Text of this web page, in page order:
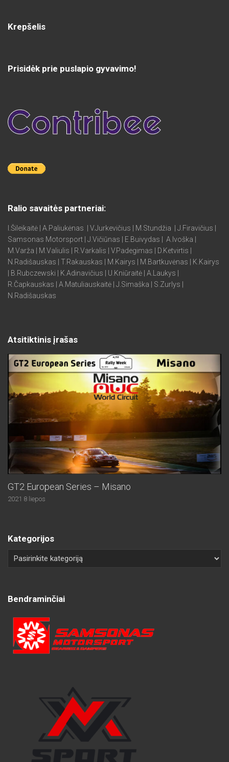
Krepšelis
Prisidėk prie puslapio gyvavimo!
Ralio savaitės partneriai:
I.Šileikaitė | A.Paliukėnas | V.Jurkevičius | M.Stundžia | J.Firavičius |
Samsonas Motorsport | J.Vičiūnas | E.Buivydas | A.Ivoška |
M.Varža | M.Valiulis | R.Varkalis | V.Padegimas | D.Ketvirtis |
N.Radišauskas | T.Rakauskas | M.Kairys | M.Bartkuvėnas | K.Kairys
| B.Rubczewski | K.Adinavičius | U.Kniūraitė | A.Laukys |
R.Čapkauskas | A.Matuliauskaitė | J.Simaška | S.Zurlys |
N.Radišauskas
Atsitiktinis įrašas
GT2 European Series – Misano
2021 8 liepos
Kategorijos
Bendraminčiai